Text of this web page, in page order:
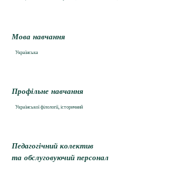
Мова навчання
Українська
Профільне навчання
Української філології, історичний
Педагогічний колектив
та обслуговуючий персонал